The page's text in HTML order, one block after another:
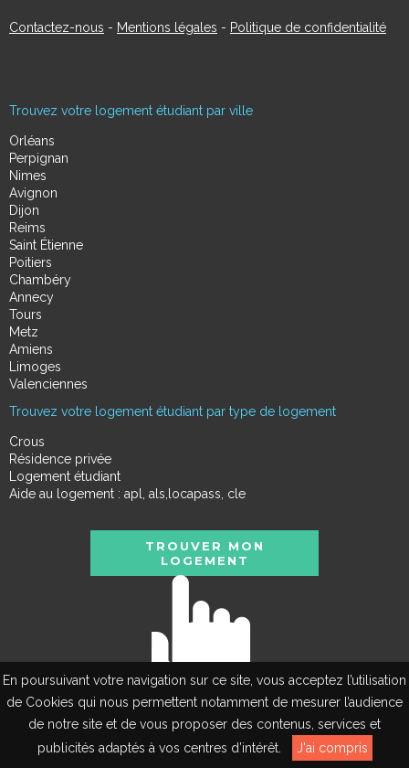
En poursuivant votre navigation sur ce site, vous acceptez l’utilisation
de Cookies qui nous permettent notamment de mesurer l’audience
de notre site et de vous proposer des contenus, services et
publicités adaptés à vos centres d’intérêt.
J'ai compris
Contactez-nous - Mentions légales - Politique de confidentialité
Trouvez votre logement étudiant par ville
Orléans
Perpignan
Nimes
Avignon
Dijon
Reims
Saint Étienne
Poitiers
Chambéry
Annecy
Tours
Metz
Amiens
Limoges
Valenciennes
Trouvez votre logement étudiant par type de logement
Crous
Résidence privée
Logement étudiant
Aide au logement : apl, als,locapass, cle
TROUVER MON
LOGEMENT